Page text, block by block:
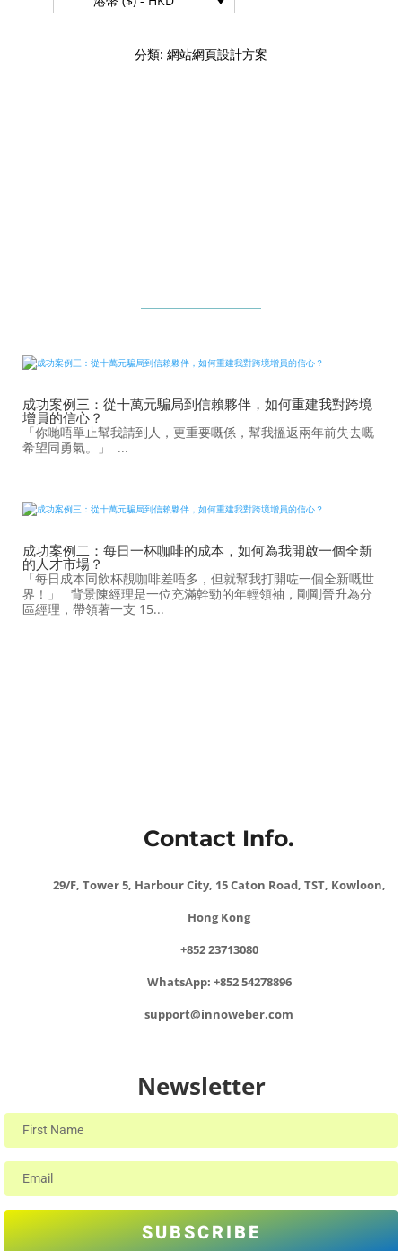
網
-
(1
冊
分類: 網站網頁設計方案
成功案例三：從十萬元騙局到信賴夥伴，如何重建我對跨境
增員的信心？
「你哋唔單止幫我請到人，更重要嘅係，幫我搵返兩年前失去嘅
希望同勇氣。」 ...
成功案例二：每日一杯咖啡的成本，如何為我開啟一個全新
的人才市場？
「每日成本同飲杯靚咖啡差唔多，但就幫我打開咗一個全新嘅世
界！」 背景陳經理是一位充滿幹勁的年輕領袖，剛剛晉升為分
區經理，帶領著一支 15...
Contact Info.
29/F, Tower 5, Harbour City, 15 Caton Road, TST, Kowloon,
Hong Kong
+852 23713080
WhatsApp: +852 54278896
support@innoweber.com
Newsletter
SUBSCRIBE